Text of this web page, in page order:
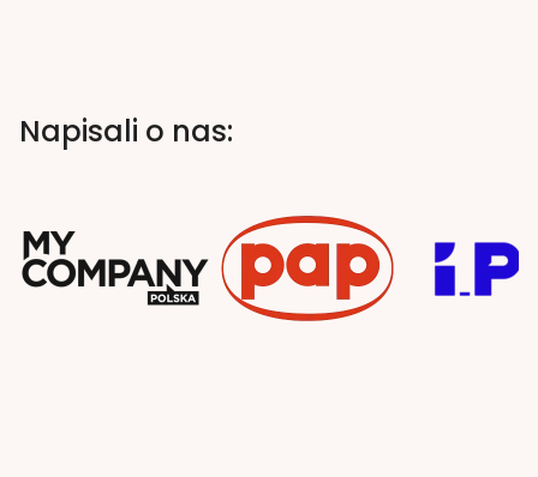
Napisali o nas: